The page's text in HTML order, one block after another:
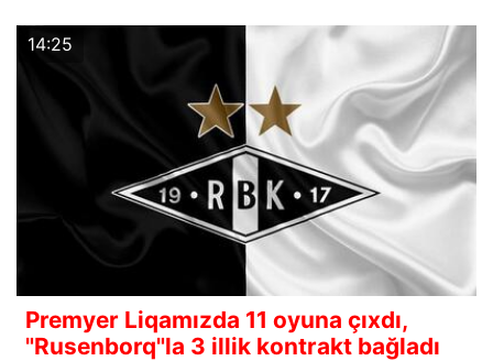
14:25
Premyer Liqamızda 11 oyuna çıxdı,
"Rusenborq"la 3 illik kontrakt bağladı